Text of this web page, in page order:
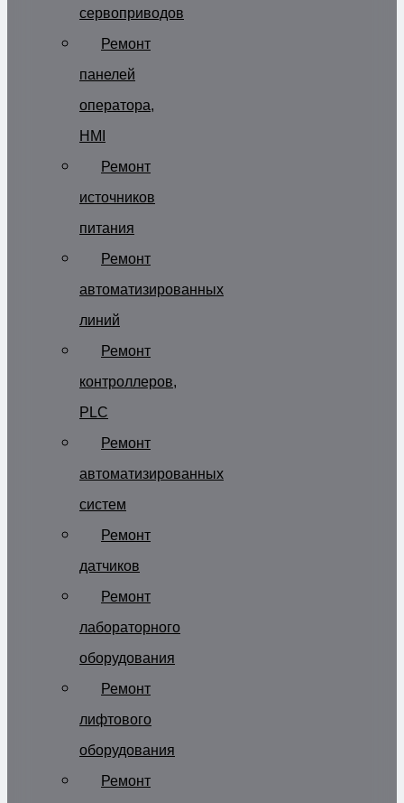
сервоприводов
Ремонт
панелей
оператора,
HMI
Ремонт
источников
питания
Ремонт
автоматизированных
линий
Ремонт
контроллеров,
PLC
Ремонт
автоматизированных
систем
Ремонт
датчиков
Ремонт
лабораторного
оборудования
Ремонт
лифтового
оборудования
Ремонт